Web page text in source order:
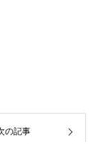
の記事